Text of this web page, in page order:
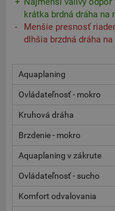
krátka brdná dráha na
Menšie presnosť
dlhšia brzdná dráha
Aquaplaning
Ovládateľnosť - mokro
Kruhová dráha
Brzdenie - mokro
Aquaplaning v zákrute
Ovládateľnosť - sucho
Komfort odvalovania